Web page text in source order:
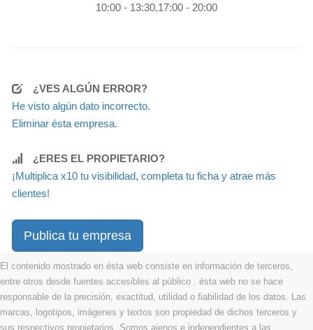
10:00 - 13:30,17:00 - 20:00
¿VES ALGÚN ERROR?
He visto algún dato incorrecto.
Eliminar ésta empresa.
¿ERES EL PROPIETARIO?
¡Multiplica x10 tu visibilidad, completa tu ficha y atrae más
clientes!
Publica tu empresa
El contenido mostrado en ésta web consiste en información de terceros,
entre otros desde fuentes accesibles al público . ésta web no se hace
responsable de la precisión, exactitud, utilidad o fiabilidad de los datos. Las
marcas, logotipos, imágenes y textos son propiedad de dichos terceros y
sus respectivos propietarios. Somos ajenos e independientes a las